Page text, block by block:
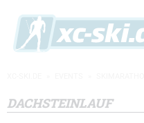
DACHSTEINLAUF